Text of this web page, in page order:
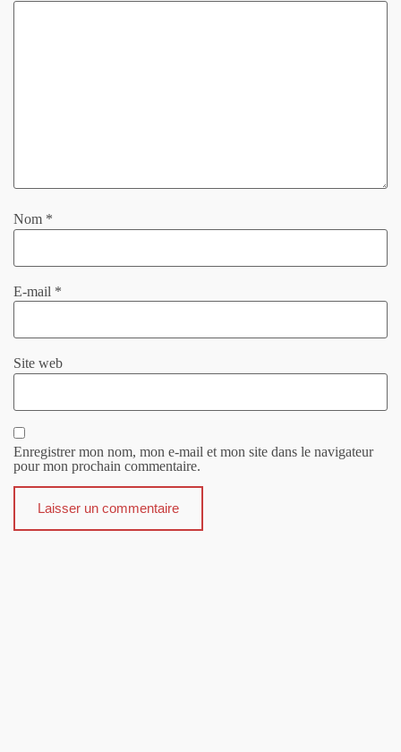
Nom *
E-mail *
Site web
Enregistrer mon nom, mon e-mail et mon site dans le navigateur
pour mon prochain commentaire.